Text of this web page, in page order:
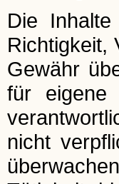
Die
Richtigkeit,
Gewähr
für eigene
nicht